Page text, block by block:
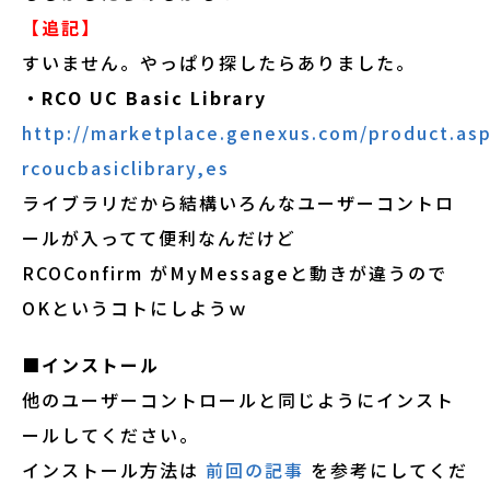
【追記】
すいません。やっぱり探したらありました。
・RCO UC Basic Library
http://marketplace.genexus.com/
rcoucbasiclibrary,es
ライブラリだから結構いろんなユーザーコントロ
ールが入ってて便利なんだけど
RCOConfirm がMyMessageと動きが違うので
OKというコトにしようｗ
■インストール
他のユーザーコントロールと同じようにインスト
ールしてください。
インストール方法は 前回の記事 を参考にしてくだ